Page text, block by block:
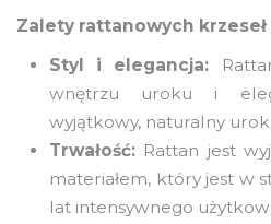
Zalety rattanowych
Styl i elegancja:
wnętrzu uroku i
wyjątkowy, naturalny urok.
Trwałość: Rattan jest
materiałem, który jest w
lat intensywnego